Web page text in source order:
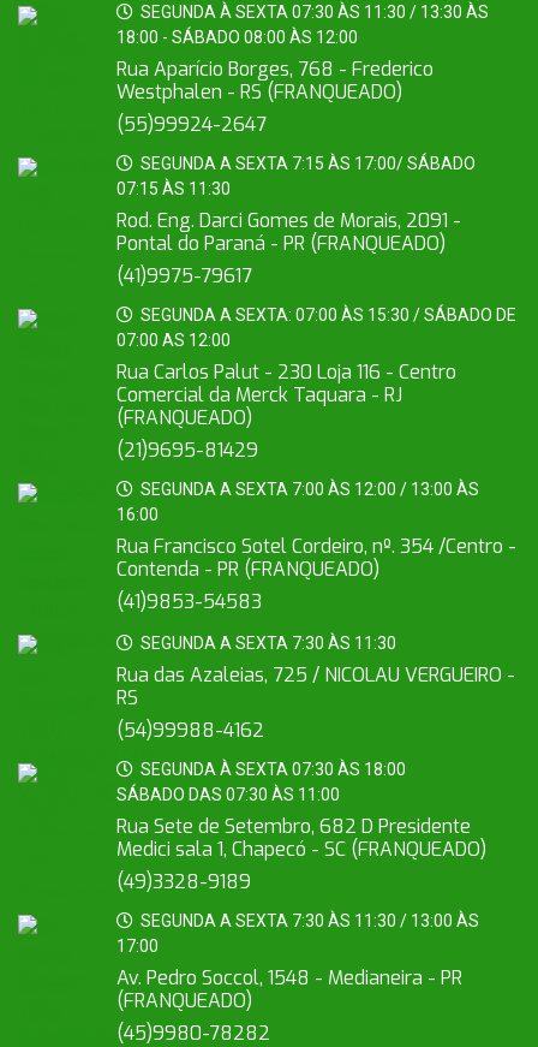
SEGUNDA À SEXTA 07:30 ÀS 11:30 / 13:30 ÀS
18:00 - SÁBADO 08:00 ÀS 12:00
Rua Aparício Borges, 768 - Frederico
Westphalen - RS (FRANQUEADO)
(55)99924-2647
SEGUNDA A SEXTA 7:15 ÀS 17:00/ SÁBADO
07:15 ÀS 11:30
Rod. Eng. Darci Gomes de Morais, 2091 -
Pontal do Paraná - PR (FRANQUEADO)
(41)9975-79617
SEGUNDA A SEXTA: 07:00 ÀS 15:30 / SÁBADO DE
07:00 AS 12:00
Rua Carlos Palut - 230 Loja 116 - Centro
Comercial da Merck Taquara - RJ
(FRANQUEADO)
(21)9695-81429
SEGUNDA A SEXTA 7:00 ÀS 12:00 / 13:00 ÀS
16:00
Rua Francisco Sotel Cordeiro, nº. 354 /Centro -
Contenda - PR (FRANQUEADO)
(41)9853-54583
SEGUNDA A SEXTA 7:30 ÀS 11:30
Rua das Azaleias, 725 / NICOLAU VERGUEIRO -
RS
(54)99988-4162
SEGUNDA À SEXTA 07:30 ÀS 18:00
SÁBADO DAS 07:30 ÀS 11:00
Rua Sete de Setembro, 682 D Presidente
Medici sala 1, Chapecó - SC (FRANQUEADO)
(49)3328-9189
SEGUNDA A SEXTA 7:30 ÀS 11:30 / 13:00 ÀS
17:00
Av. Pedro Soccol, 1548 - Medianeira - PR
(FRANQUEADO)
(45)9980-78282